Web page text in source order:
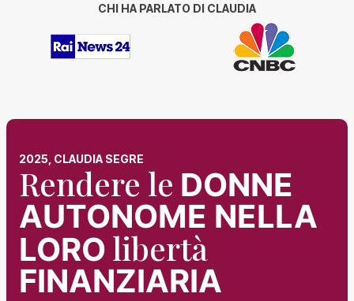
CHI HA PARLATO DI CLAUDIA
2025, CLAUDIA SEGRE
Rendere le DONNE
AUTONOME NELLA
LORO libertà
FINANZIARIA